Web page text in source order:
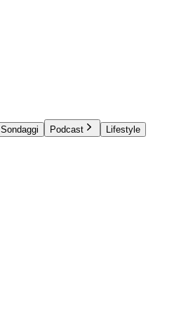
Sondaggi Podcast
Lifestyle